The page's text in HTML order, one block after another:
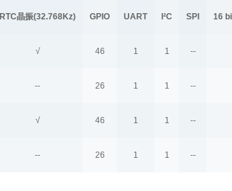
RTC晶振(32.768Kz) GPIO UART I²C SPI 16
√ 46 1 1 --
-- 26 1 1 --
√ 46 1 1 --
-- 26 1 1 --